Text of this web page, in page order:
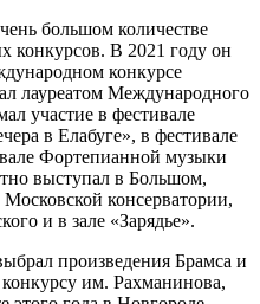
большом количестве
конкурсов. В 2021 году он
конкурсе
лауреатом Международного
участие в фестивале
в Елабуге», в фестивале
Фортепианной музыки
выступал в Большом,
консерватории,
и в зале «Зарядье».
произведения Брамса и
им. Рахманинова,